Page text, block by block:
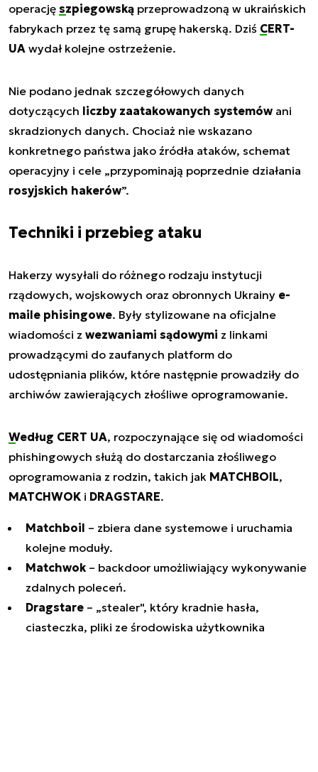
operację szpiegowską przeprowadzoną w ukraińskich
fabrykach przez tę samą grupę hakerską. Dziś CERT-
UA wydał kolejne ostrzeżenie.
Nie podano jednak szczegółowych danych
dotyczących liczby zaatakowanych systemów ani
skradzionych danych. Chociaż nie wskazano
konkretnego państwa jako źródła ataków, schemat
operacyjny i cele „przypominają poprzednie działania
rosyjskich hakerów”.
Techniki i przebieg ataku
Hakerzy wysyłali do różnego rodzaju instytucji
rządowych, wojskowych oraz obronnych Ukrainy e-
maile phisingowe. Były stylizowane na oficjalne
wiadomości z wezwaniami sądowymi z linkami
prowadzącymi do zaufanych platform do
udostępniania plików, które następnie prowadziły do
archiwów zawierających złośliwe oprogramowanie.
Według CERT UA, rozpoczynające się od wiadomości
phishingowych służą do dostarczania złośliwego
oprogramowania z rodzin, takich jak MATCHBOIL,
MATCHWOK i DRAGSTARE.
Matchboil – zbiera dane systemowe i uruchamia
kolejne moduły.
Matchwok – backdoor umożliwiający wykonywanie
zdalnych poleceń.
Dragstare – „stealer", który kradnie hasła,
ciasteczka, pliki ze środowiska użytkownika